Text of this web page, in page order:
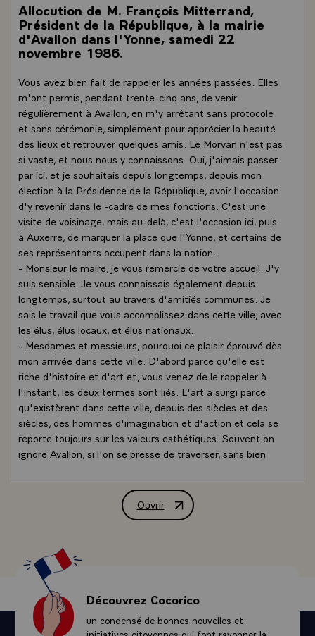
Allocution de M. François Mitterrand,
Président de la République, à la mairie
d'Avallon dans l'Yonne, samedi 22
novembre 1986.
Vous avez bien fait de rappeler les années passées. Elles
m'ont permis, pendant trente-cinq ans, de venir
régulièrement à Avallon, en m'y arrêtant sans protocole
et sans cérémonie, simplement pour apprécier la beauté
des lieux et retrouver quelques amis. Le Morvan n'est pas
si vaste, et nous nous y connaissons. Oui, j'aimais passer
par ici, et je souhaitais depuis longtemps, depuis mon
élection à la Présidence de la République, avoir l'occasion
d'y revenir dans le -cadre de mes fonctions. C'est une
visite de voisinage, mais au-delà, c'est l'occasion ici, puis
à Auxerre, de marquer la place que l'Yonne, et certains de
ses représentants occupent dans la nation.
- Monsieur le maire, je vous remercie de votre accueil. J'y
suis sensible. Je vous connaissais également depuis
longtemps, surtout au travers d'amitiés communes. Je
sais le travail que vous accomplissez dans cette ville, avec
les élus, élus locaux, et élus nationaux.
- Mesdames et messieurs, pourquoi ce plaisir éprouvé dès
mon arrivée dans cette ville. D'abord parce qu'elle est
riche d'histoire et d'art et, vous venez de le rappeler à
l'instant, les deux termes sont liés. L'art a surgi parce
qu'existèrent dans cette ville, depuis des siècles et des
siècles, des hommes d'imagination et d'action et cela se
reporte toujours sur les valeurs esthétiques. Souvent on
ignore Avallon, si l'on se presse de traverser, sans bien
pour découvrir, à tout moment, les richesses que vous
Cette ville est laborieuse. Vous me disiez à l'instant
monsieur le maire, qu'Avallon se trouvait heureusement
l'une des cités de l'Yonne, peut-être la cité de l'Yonne, la
moins frappée par le chômage, 7 à 7,5 % quand même
mais, lorsque l'on sait les chiffres nationaux, les
moyennes nationales, et même la moyenne de ce
Ouvrir
Allocution de M. François Mitterrand,
Découvrez Cocorico
un condensé de bonnes nouvelles et